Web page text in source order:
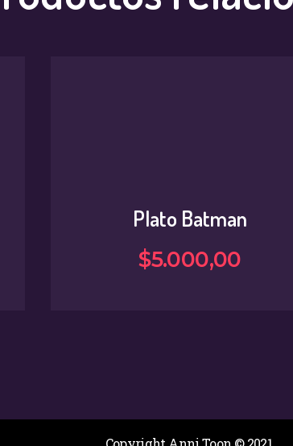
Plato Batman
$5.000,00